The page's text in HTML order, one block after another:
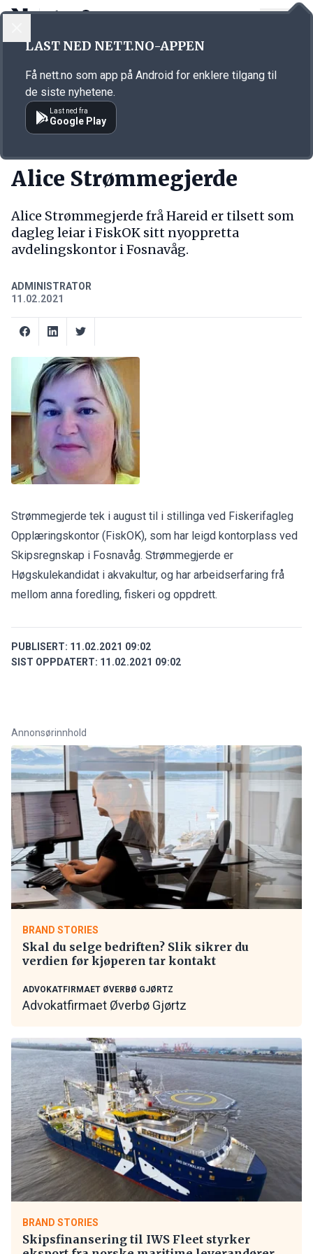
Annonsørinnhold
Alice Strømmegjerde
Alice Strømmegjerde frå Hareid er tilsett som
dagleg leiar i FiskOK sitt nyoppretta
avdelingskontor i Fosnavåg.
ADMINISTRATOR
11.02.2021
Strømmegjerde tek i august til i stillinga ved Fiskerifagleg
Opplæringskontor (FiskOK), som har leigd kontorplass ved
Skipsregnskap i Fosnavåg. Strømmegjerde er
Høgskulekandidat i akvakultur, og har arbeidserfaring frå
mellom anna foredling, fiskeri og oppdrett.
PUBLISERT: 11.02.2021 09:02
SIST OPPDATERT: 11.02.2021 09:02
Annonsørinnhold
BRAND STORIES
Skal du selge bedriften? Slik sikrer du
verdien før kjøperen tar kontakt
ADVOKATFIRMAET ØVERBØ GJØRTZ
Advokatfirmaet Øverbø Gjørtz
BRAND STORIES
Skipsfinansering til IWS Fleet styrker
LAST NED NETT.NO-APPEN
Få nett.no som app på Android for enklere tilgang til
de siste nyhetene.
Last ned fra
Google Play